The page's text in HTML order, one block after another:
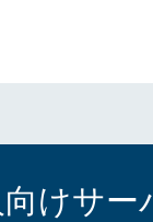
けサー